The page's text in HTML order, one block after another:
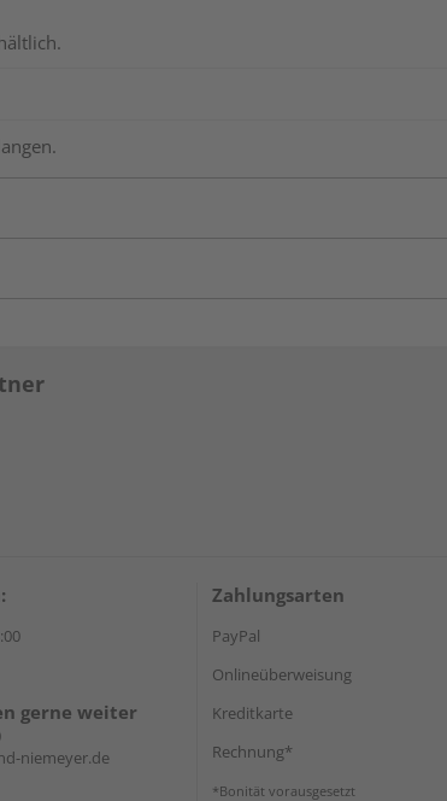
gerne weiter
niemeyer.de
Zahlungsarten
PayPal
Onlineüberweisung
Kreditkarte
Rechnung*
*Bonität vorausgesetzt